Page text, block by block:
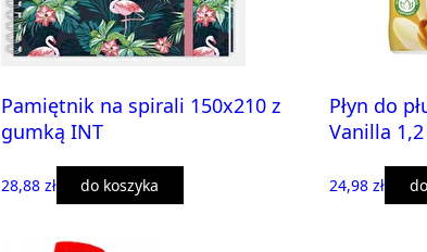
Pamiętnik na spirali 150x210 z
gumką INT
28,88 zł do koszyka
Płyn do
Vanilla 1,2
24,98 zł